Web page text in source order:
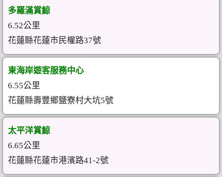
多羅滿賞鯨
6.52公里
花蓮縣花蓮市民權路37號
東海岸遊客服務中心
6.55公里
花蓮縣壽豐鄉鹽寮村大坑5號
太平洋賞鯨
6.65公里
花蓮縣花蓮市港濱路41-2號